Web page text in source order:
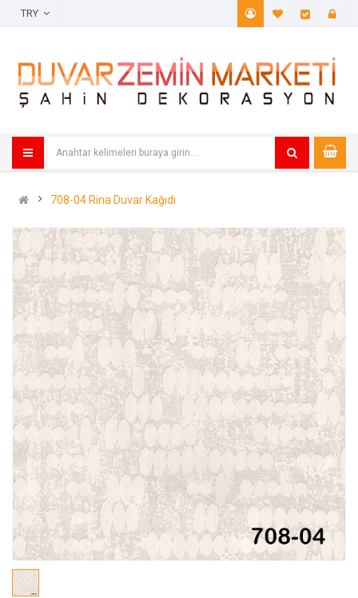
A. Listem
708-04 Rina Duvar Kağıdı